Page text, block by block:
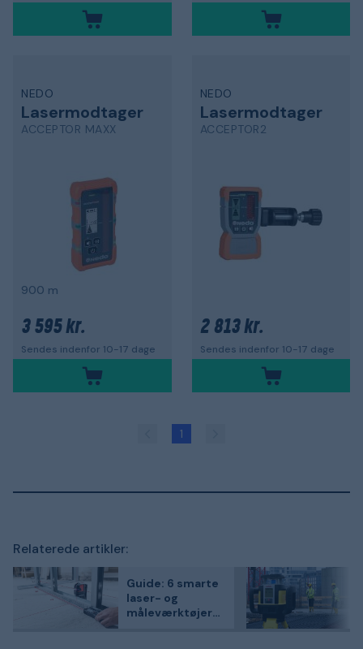
NEDO
Lasermodtager
ACCEPTOR MAXX
900 m
3 595 kr.
Sendes indenfor 10-17 dage
NEDO
Lasermodtager
ACCEPTOR2
2 813 kr.
Sendes indenfor 10-17 dage
1
Relaterede artikler:
Guide: 6 smarte
laser- og
måleværktøjer